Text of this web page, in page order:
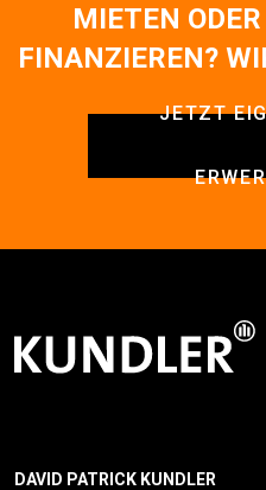
MIETEN
FINANZIEREN?
JETZT
DAVID PATRICK KUNDLER